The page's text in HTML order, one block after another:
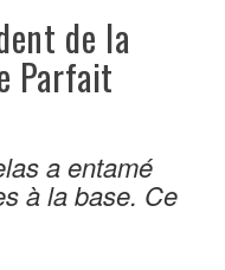
de la
Parfait
a entamé
à la base. Ce